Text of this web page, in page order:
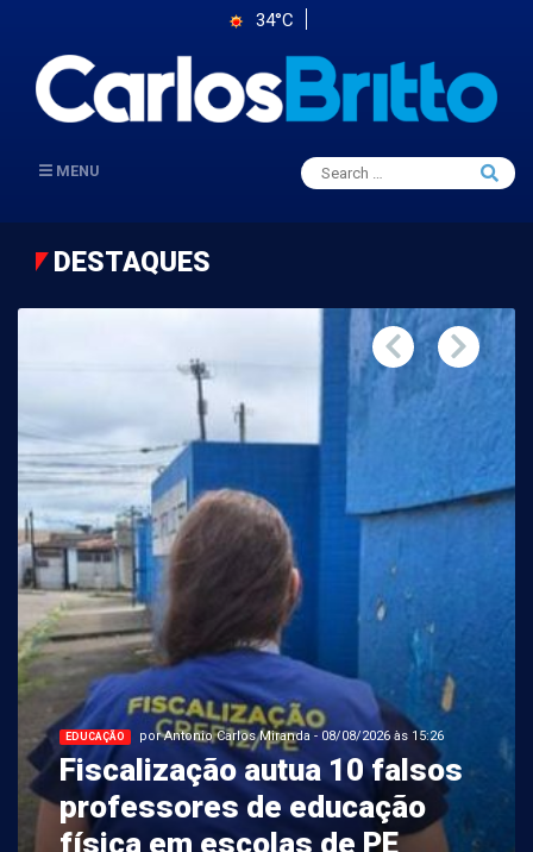
34°C
MENU
Search
for:
Search
DESTAQUES
EDUCAÇÃO por Antonio Carlos Miranda - 08/08/2026 às 15:26
Fiscalização autua 10 falsos
professores de educação
física em escolas de PE